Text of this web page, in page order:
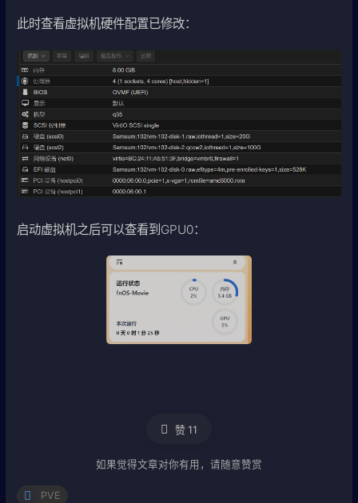
此时查看虚拟机硬件配置已修改：
启动虚拟机之后可以查看到GPU0：
赞11
如果觉得文章对你有用，请随意赞赏
PVE